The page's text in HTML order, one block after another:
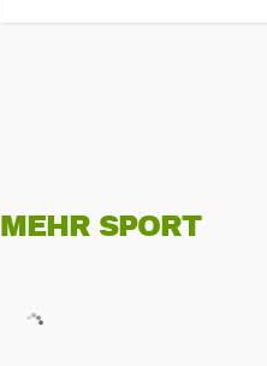
MEHR SPORT